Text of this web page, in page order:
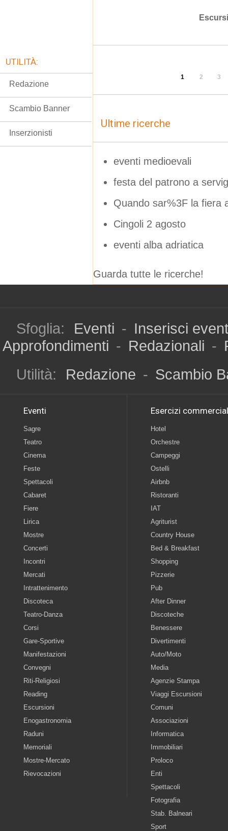
1 2 3
Ultime ricerche
eventi medioevali
festa del patrono a
Quando sar%3F la fiera
Cingoli 2 agosto
eventi alba adriatica
Guarda tutte le ricerche!
UTILITÀ:
Redazione
Scambio Banner
Inserzionisti
Sfoglia: Eventi - Inserisci
Approfondimenti - Redazionali -
Utilità:
Redazione - Scambio
Eventi
Sagre
Teatro
Cinema
Feste
Spettacoli
Cabaret
Fiere
Lirica
Mostre
Concerti
Incontri
Mercati
Intrattenimento
Discoteca
Teatro-Danza
Corsi
Gare-Sportive
Manifestazioni
Convegni
Riti-Religiosi
Reading
Escursioni
Enogastronomia
Raduni
Memoriali
Mostre-Mercato
Rievocazioni
Esercizi
Hotel
Orchestre
Campeggi
Ostelli
Airbnb
Ristoranti
IAT
Agriturist
Country House
Bed & Breakfast
Shopping
Pizzerie
Pub
After Dinner
Discoteche
Benessere
Divertimenti
Auto/Moto
Media
Agenzie Stampa
Viaggi Escursioni
Comuni
Associazioni
Informatica
Immobiliari
Proloco
Enti
Spettacoli
Fotografia
Stab. Balneari
Sport